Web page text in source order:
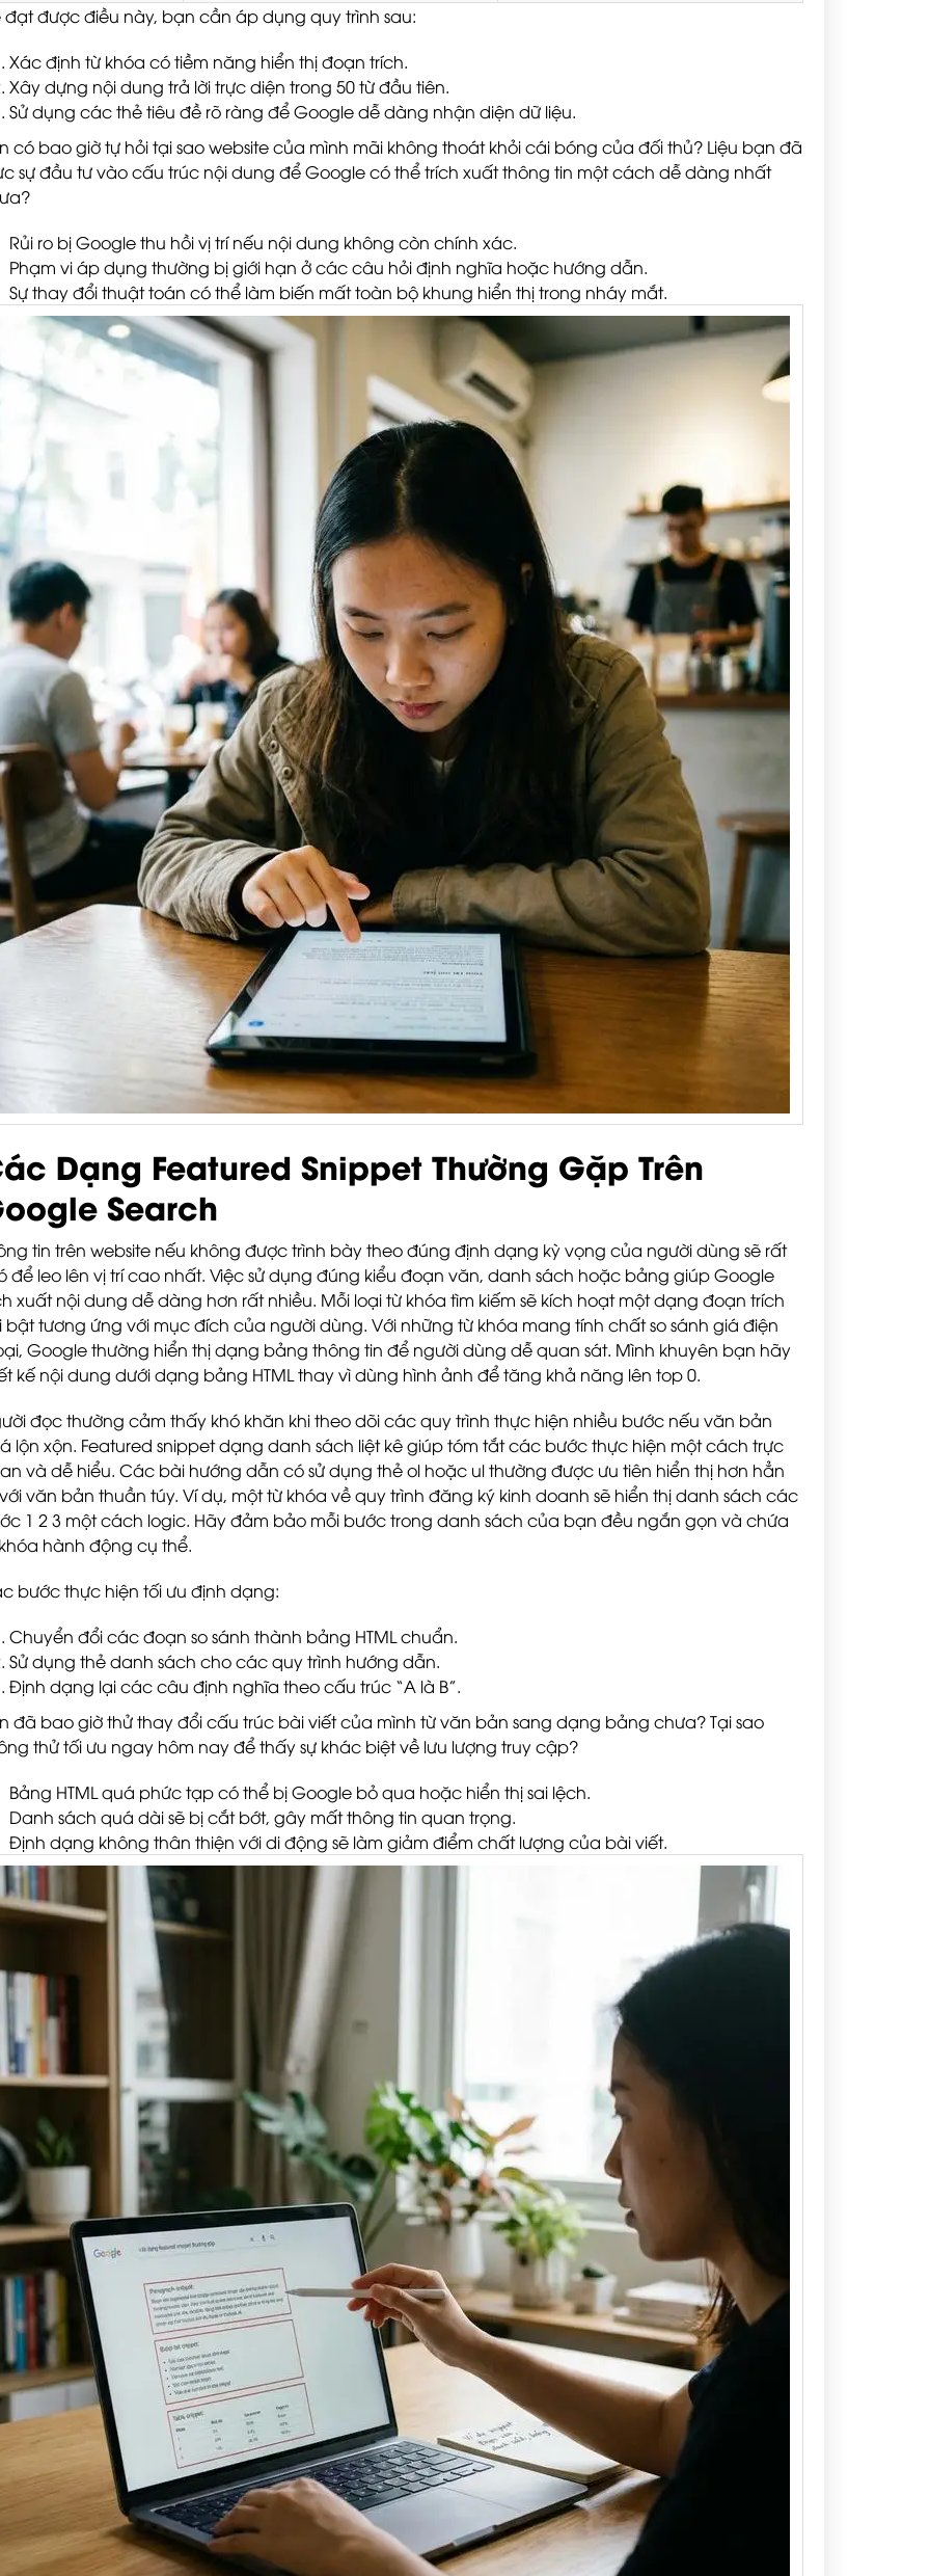
được điều này, bạn cần áp dụng quy trình sau:
Xác định từ khóa có tiềm năng hiển thị đoạn trích.
Xây dựng nội dung trả lời trực diện trong 50 từ đầu tiên.
Sử dụng các thẻ tiêu đề rõ ràng để Google dễ dàng nhận diện dữ liệu.
có bao giờ tự hỏi tại sao website của mình mãi không thoát khỏi cái bóng của đối thủ? Liệu bạn đã
sự đầu tư vào cấu trúc nội dung để Google có thể trích xuất thông tin một cách dễ dàng nhất
Rủi ro bị Google thu hồi vị trí nếu nội dung không còn chính xác.
Phạm vi áp dụng thường bị giới hạn ở các câu hỏi định nghĩa hoặc hướng dẫn.
Sự thay đổi thuật toán có thể làm biến mất toàn bộ khung hiển thị trong nháy mắt.
Dạng Featured Snippet Thường Gặp Trên
Search
tin trên website nếu không được trình bày theo đúng định dạng kỳ vọng của người dùng sẽ rất
để leo lên vị trí cao nhất. Việc sử dụng đúng kiểu đoạn văn, danh sách hoặc bảng giúp Google
xuất nội dung dễ dàng hơn rất nhiều. Mỗi loại từ khóa tìm kiếm sẽ kích hoạt một dạng đoạn trích
bật tương ứng với mục đích của người dùng. Với những từ khóa mang tính chất so sánh giá điện
Google thường hiển thị dạng bảng thông tin để người dùng dễ quan sát. Mình khuyên bạn hãy
kế nội dung dưới dạng bảng HTML thay vì dùng hình ảnh để tăng khả năng lên top 0.
đọc thường cảm thấy khó khăn khi theo dõi các quy trình thực hiện nhiều bước nếu văn bản
lộn xộn. Featured snippet dạng danh sách liệt kê giúp tóm tắt các bước thực hiện một cách trực
và dễ hiểu. Các bài hướng dẫn có sử dụng thẻ ol hoặc ul thường được ưu tiên hiển thị hơn hẳn
văn bản thuần túy. Ví dụ, một từ khóa về quy trình đăng ký kinh doanh sẽ hiển thị danh sách các
1 2 3 một cách logic. Hãy đảm bảo mỗi bước trong danh sách của bạn đều ngắn gọn và chứa
hành động cụ thể.
bước thực hiện tối ưu định dạng:
Chuyển đổi các đoạn so sánh thành bảng HTML chuẩn.
Sử dụng thẻ danh sách cho các quy trình hướng dẫn.
Định dạng lại các câu định nghĩa theo cấu trúc “A là B”.
đã bao giờ thử thay đổi cấu trúc bài viết của mình từ văn bản sang dạng bảng chưa? Tại sao
thử tối ưu ngay hôm nay để thấy sự khác biệt về lưu lượng truy cập?
Bảng HTML quá phức tạp có thể bị Google bỏ qua hoặc hiển thị sai lệch.
Danh sách quá dài sẽ bị cắt bớt, gây mất thông tin quan trọng.
Định dạng không thân thiện với di động sẽ làm giảm điểm chất lượng của bài viết.